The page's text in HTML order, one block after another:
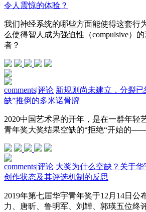
令人震惊的体验？
我们神经系统的哪些方面能使得这套行
么使得智人成为强迫性（compulsive）
者？
comments|评论 新规则尚未建立，分裂
缺”推倒的多米诺骨牌
2020中国艺术界的开年，是在一群年轻
青年奖大奖结果空缺的“拒绝“开始的
comments|评论 大奖为什么空缺？关于
创作状态及其评选机制的反思
2019年第七届华宇青年奖于12月14日公
力、唐昕、鲁明军、刘韡、郭瑛五位终